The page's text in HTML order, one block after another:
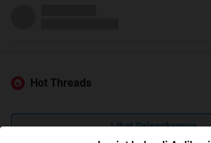
Hot Threads
Lihat Selengkapnya